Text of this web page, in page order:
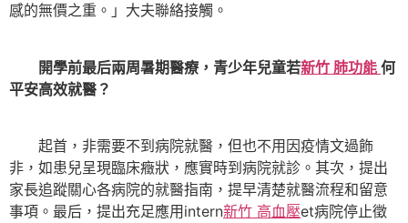
感的無價之重。」大夫聯絡接觸。
開學前最后兩周暑期醫療，青少年兒童若新竹 肺功能 何
平安高效就醫？
起首，非需要不到病院就醫，但也不用因疫情文過飾
非，如患兒呈現臨床癥狀，應實時到病院就診。其次，提出
家長追蹤關心各病院的就醫指南，提早清楚就醫流程和留意
事項。最后，提出充足應用intern新竹 高血壓et病院停止徵